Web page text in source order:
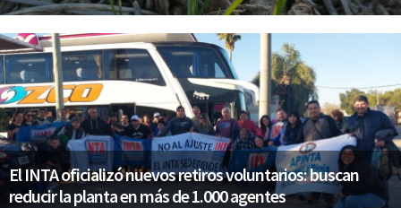
El INTA oficializó nuevos retiros voluntarios: buscan
reducir la planta en más de 1.000 agentes